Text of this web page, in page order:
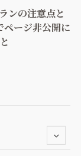
ンの注意点と
ージ非公開に